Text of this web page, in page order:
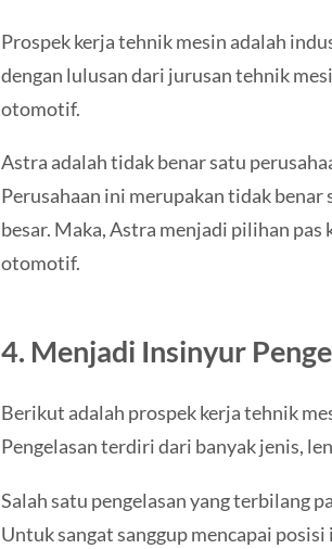
Prospek kerja tehnik mesin adalah
dengan lulusan dari jurusan tehnik
otomotif.
Astra adalah tidak benar satu
Perusahaan ini merupakan tidak
besar. Maka, Astra menjadi pilihan
otomotif.
4. Menjadi Insinyur
Berikut adalah prospek kerja tehnik
Pengelasan terdiri dari banyak jenis,
Salah satu pengelasan yang terbilang
Untuk sangat sanggup mencapai